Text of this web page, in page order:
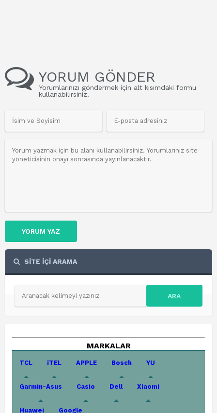
YORUM GÖNDER
Yorumlarınızı göndermek için alt kısımdaki formu
kullanabilirsiniz.
YORUM YAZ
SİTE İÇİ ARAMA
ARA
MARKALAR
TCL iTEL APPLE Bosch YU
Garmin-Asus Casio Dell Xiaomi
Huawei Google